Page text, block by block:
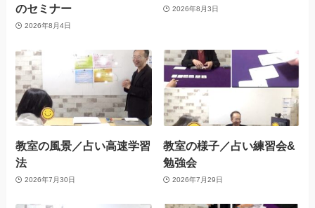
のセミナー
2026年8月4日
2026年8月3日
教室の風景／占い高速学習
法
2026年7月30日
教室の様子／占い練習会&
勉強会
2026年7月29日